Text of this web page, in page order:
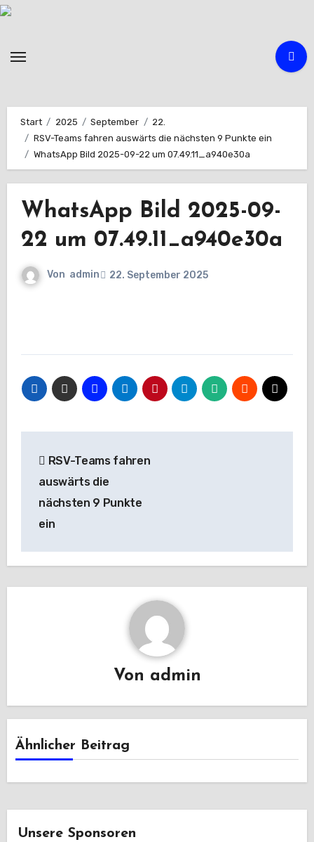
Zum
Start 2025 September
22.
RSV-Teams fahren auswärts die nächsten 9 Punkte ein
WhatsApp Bild 2025-09-22 um 07.49.11_a940e30a
WhatsApp Bild 2025-09-
22 um 07.49.11_a940e30a
Von admin 22. September 2025
RSV-Teams fahren
auswärts die
nächsten 9 Punkte
ein
Von admin
Ähnlicher Beitrag
Unsere Sponsoren